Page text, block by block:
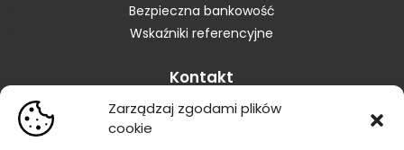
Zarządzaj zgodami plików
cookie
Bezpieczna bankowość
Wskaźniki referencyjne
Kontakt
Skontaktuj się z Bankiem